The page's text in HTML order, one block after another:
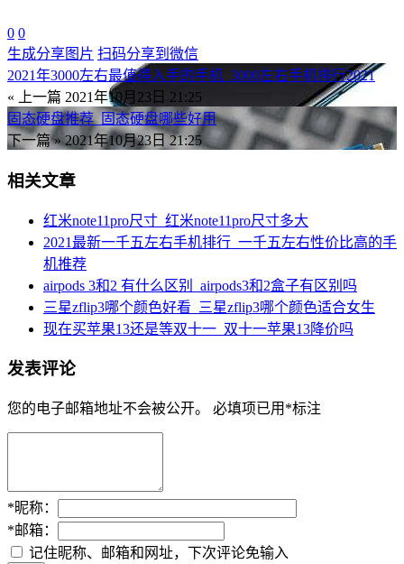
0 0
生成分享图片 扫码分享到微信
2021年3000左右最值得入手的手机_3000左右手机排行2021
« 上一篇 2021年10月23日 21:25
固态硬盘推荐_固态硬盘哪些好用
下一篇 » 2021年10月23日 21:25
相关文章
红米note11pro尺寸_红米note11pro尺寸多大
2021最新一千五左右手机排行_一千五左右性价比高的手
机推荐
airpods 3和2 有什么区别_airpods3和2盒子有区别吗
三星zflip3哪个颜色好看_三星zflip3哪个颜色适合女生
现在买苹果13还是等双十一_双十一苹果13降价吗
发表评论
您的电子邮箱地址不会被公开。 必填项已用 *标注
*昵称：
*邮箱：
记住昵称、邮箱和网址，下次评论免输入